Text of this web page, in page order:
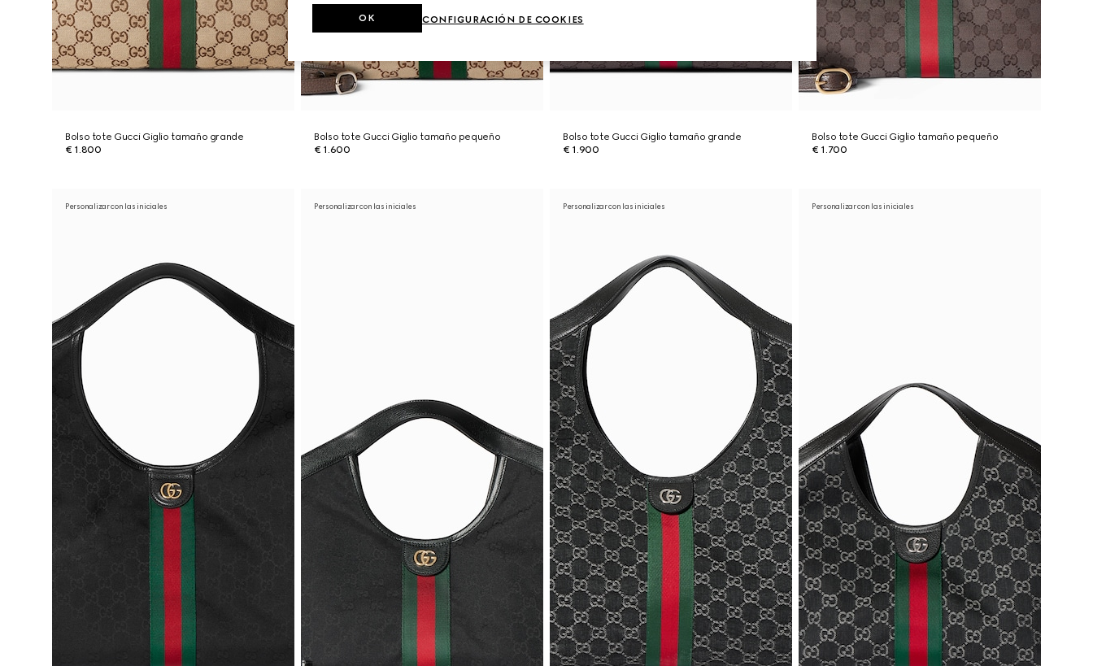
Bolso tote Gucci Giglio tamaño grande
€ 1.800
Bolso tote Gucci Giglio tamaño pequeño
€ 1.600
Bolso tote Gucci Giglio tamaño grande
€ 1.900
Bolso tote Gucci Giglio tamaño pequeño
€ 1.700
Personalizar con las iniciales Personalizar con las iniciales Personalizar con las iniciales Personalizar con las iniciales
CONFIGURACIÓN DE COOKIES
OK